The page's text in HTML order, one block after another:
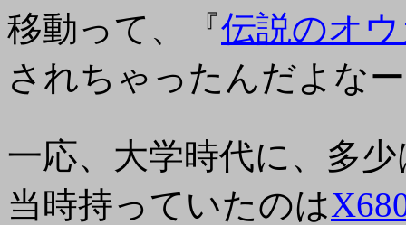
移動って、『伝説のオ
されちゃったんだよな
一応、大学時代に、多
当時持っていたのは